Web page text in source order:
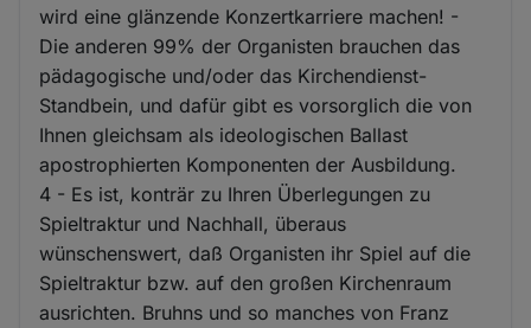
wird eine glänzende Konzertkarriere machen! -
Die anderen 99% der Organisten brauchen das
pädagogische und/oder das Kirchendienst-
Standbein, und dafür gibt es vorsorglich die von
Ihnen gleichsam als ideologischen Ballast
apostrophierten Komponenten der Ausbildung.
4 - Es ist, konträr zu Ihren Überlegungen zu
Spieltraktur und Nachhall, überaus
wünschenswert, daß Organisten ihr Spiel auf die
Spieltraktur bzw. auf den großen Kirchenraum
ausrichten. Bruhns und so manches von Franz